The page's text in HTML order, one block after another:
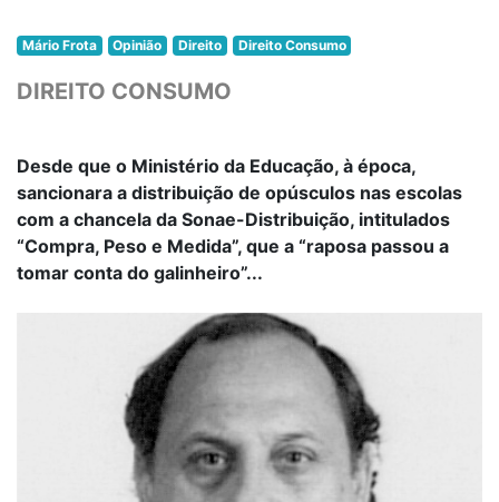
Mário Frota Opinião Direito Direito Consumo
DIREITO CONSUMO
Desde que o Ministério da Educação, à época,
sancionara a distribuição de opúsculos nas escolas
com a chancela da Sonae-Distribuição, intitulados
“Compra, Peso e Medida”, que a “raposa passou a
tomar conta do galinheiro”...